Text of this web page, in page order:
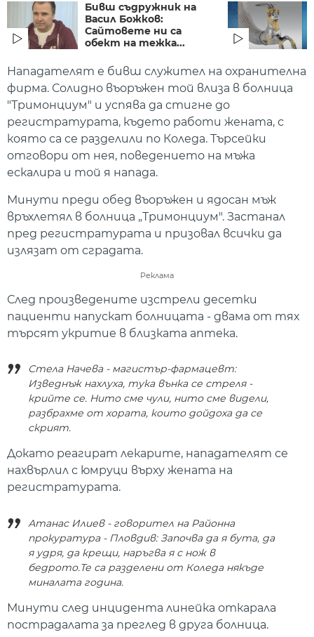
Бивш съдружник на
Васил Божков:
Сайтовете ни са
обект на тежка...
Нападателят е бивш служител на охранителна
фирма. Солидно въоръжен той влиза в болница
"Тримонциум" и успява да стигне до
регистратурата, където работи жената, с
която са се разделили по Коледа. Търсейки
отговори от нея, поведението на мъжа
ескалира и той я напада.
Минути преди обед въоръжен и ядосан мъж
връхлетял в болница „Тримонциум". Застанал
пред регистратурата и призовал всички да
излязат от сградата.
Реклама
След произведените изстрели десетки
пациенти напускат болницата - двама от тях
търсят укритие в близката аптека.
Стела Начева - магистър-фармацевт:
Изведнъж нахлуха, тука вънка се стреля -
крийте се. Нито сме чули, нито сме видели,
разбрахме от хората, които дойдоха да се
скрият.
Докато реагират лекарите, нападателят се
нахвърлил с юмруци върху жената на
регистратурата.
Атанас Илиев - говорител на Районна
прокуратура - Пловдив: Започва да я бута, да
я удря, да крещи, наръгва я с нож в
бедрото.Те са разделени от Коледа някъде
миналата година.
Минути след инцидента линейка откарала
пострадалата за преглед в друга болница.